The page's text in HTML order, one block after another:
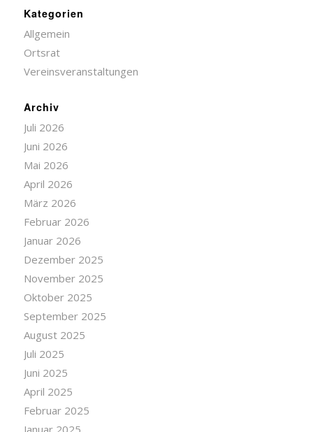
Kategorien
Allgemein
Ortsrat
Vereinsveranstaltungen
Archiv
Juli 2026
Juni 2026
Mai 2026
April 2026
März 2026
Februar 2026
Januar 2026
Dezember 2025
November 2025
Oktober 2025
September 2025
August 2025
Juli 2025
Juni 2025
April 2025
Februar 2025